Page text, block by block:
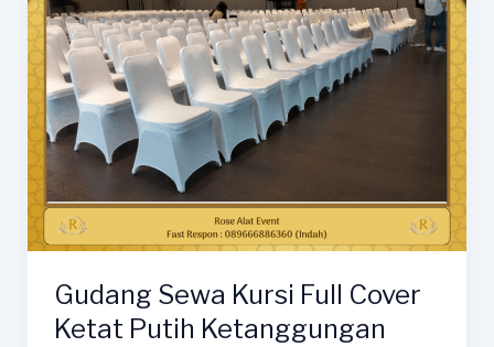
Cover
Tegal
Gudang Sewa Kursi Full Cover
Ketat Putih Ketanggungan